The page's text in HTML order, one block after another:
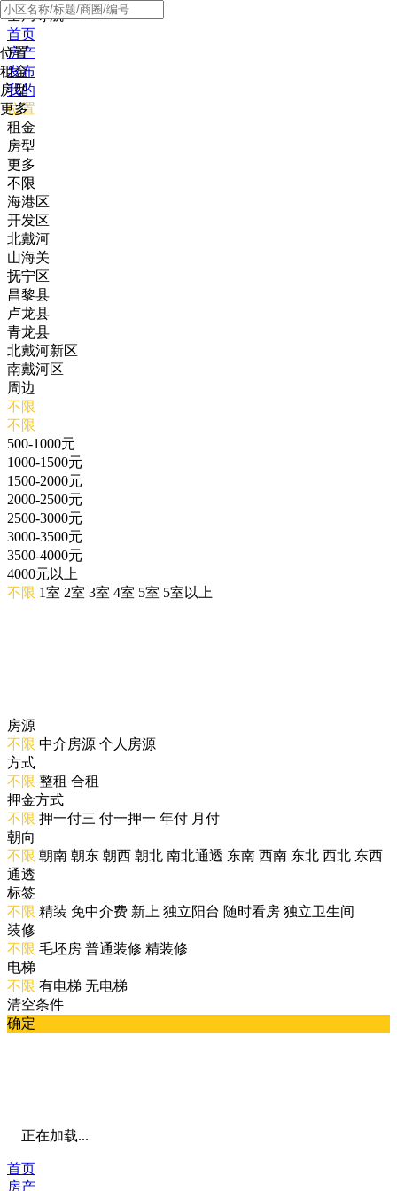
全局导航
首页
房产
发布
我的
位置
租金
房型
更多
位置
租金
房型
更多
不限
海港区
开发区
北戴河
山海关
抚宁区
昌黎县
卢龙县
青龙县
北戴河新区
南戴河区
周边
不限
不限
500-1000元
1000-1500元
1500-2000元
2000-2500元
2500-3000元
3000-3500元
3500-4000元
4000元以上
不限 1室 2室 3室 4室 5室 5室以上
房源
不限 中介房源 个人房源
方式
不限 整租 合租
押金方式
不限 押一付三 付一押一 年付 月付
朝向
不限 朝南 朝东 朝西 朝北 南北通透 东南 西南 东北 西北 东西
通透
标签
不限 精装 免中介费 新上 独立阳台 随时看房 独立卫生间
装修
不限 毛坯房 普通装修 精装修
电梯
不限 有电梯 无电梯
清空条件
确定
正在加载...
首页
房产